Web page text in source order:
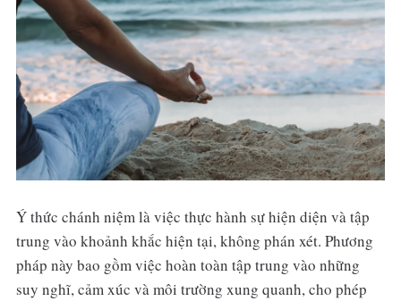
Ý thức chánh niệm là việc thực hành sự hiện diện và tập
trung vào khoảnh khắc hiện tại, không phán xét. Phương
pháp này bao gồm việc hoàn toàn tập trung vào những
suy nghĩ, cảm xúc và môi trường xung quanh, cho phép